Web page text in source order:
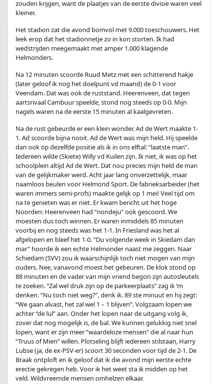
zouden krijgen, want de plaatjes van de eerste divisie waren veel
kleiner.
Het stadion zat die avond bomvol met 9.000 toeschouwers. Het
leek erop dat het stadionnetje zo in kon storten. Ik had
wedstrijden meegemaakt met amper 1.000 klagende
Helmonders.
Na 12 minuten scoorde Ruud Metz met een schitterend hakje
(later geloof ik nog het doelpunt vd maand) de 0-1 voor
Veendam. Dat was ook de ruststand. Heerenveen, dat tegen
aartsrivaal Cambuur speelde, stond nog steeds op 0-0. Mijn
nagels waren na de eerste 15 minuten al kaalgevreten.
Na de rust gebeurde er een klein wonder. Ad de Wert maakte 1-
1. Ad scoorde bijna nooit. Ad de Wert was mijn held. Hij speelde
dan ook op dezelfde positie als ik in ons elftal: “laatste man”.
Iedereen wilde (Skiete) Willy vd Kuilen zijn. Ik niet, ik was op het
schoolplein altijd Ad de Wert. Dat nou precies mijn held de man
van de gelijkmaker werd. Acht jaar lang onverzettelijk, maar
naamloos beulen voor Helmond Sport. De fabrieksarbeider (het
waren immers semi-profs) maakte gelijk op 1 mei! Veel tijd om
na te genieten was er niet. Er kwam bericht uit het hoge
Noorden: Heerenveen had “nondeju” ook gescoord. We
moesten dus toch winnen. Er waren inmiddels 85 minuten
voorbij en nog steeds was het 1-1. In Friesland was het al
afgelopen en bleef het 1-0. “Du volgende week in Skiedam dan
mar” hoorde ik een echte Helmonder naast me zeggen. Naar
Schiedam (SVV) zou ik waarschijnlijk toch niet mogen van mijn
ouders. Nee, vanavond moest het gebeuren. De klok stond op
88 minuten en de vader van mijn vriend begon zijn autosleutels
te zoeken. “Zal wel druk zijn op de parkeerplaats” zag ik ‘m
denken. “Nu toch niet weg?”, denk ik. 89 ste minuut en hij zegt:
“We gaan alvast, het zal wel 1 – 1 blijven”. Volgzaam lopen we
achter “de lul” aan. Onder het lopen naar de uitgang volg ik,
zover dat nog mogelijk is, de bal. We kunnen gelukkig niet snel
lopen, want er zijn meer “waardeloze mensen” die al naar hun
“Truus of Mien” willen. Plotseling blijft iedereen stilstaan, Harry
Lubse (ja, de ex-PSV-er) scoort 30 seconden voor tijd de 2-1. De
Braak ontploft en ik geloof dat ik die avond mijn eerste echte
erectie gekregen heb. Voor ik het weet sta ik midden op het
veld. Wildvreemde mensen omhelzen elkaar.